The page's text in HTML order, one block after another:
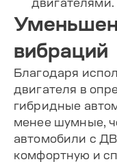
двигателями.
вибраций
Благодаря
двигателя в
гибридные
менее шумные,
автомобили с
комфортную и